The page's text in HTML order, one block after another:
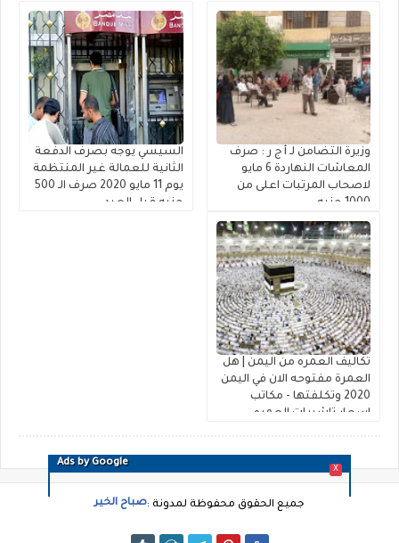
Ads by Google
X
وزيرة التضامن لـ أ ج ر : صرف
المعاشات النهاردة 6 مايو
لاصحاب المرتبات اعلى من
1000 جنيه
السيسي يوجه بصرف الدفعة
الثانية للعمالة غير المنتظمة
يوم 11 مايو 2020 صرف الـ 500
جنيه قبل العيد
تكاليف العمره من اليمن | هل
العمرة مفتوحه الان في اليمن
2020 وتكلفتها - مكاتب
اسعار تاشيرات العمره
جميع الحقوق محفوظة لمدونة :صباح الخير